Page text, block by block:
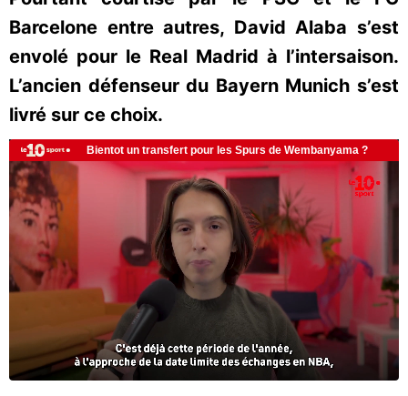
Barcelone entre autres, David Alaba s’est
envolé pour le Real Madrid à l’intersaison.
L’ancien défenseur du Bayern Munich s’est
livré sur ce choix.